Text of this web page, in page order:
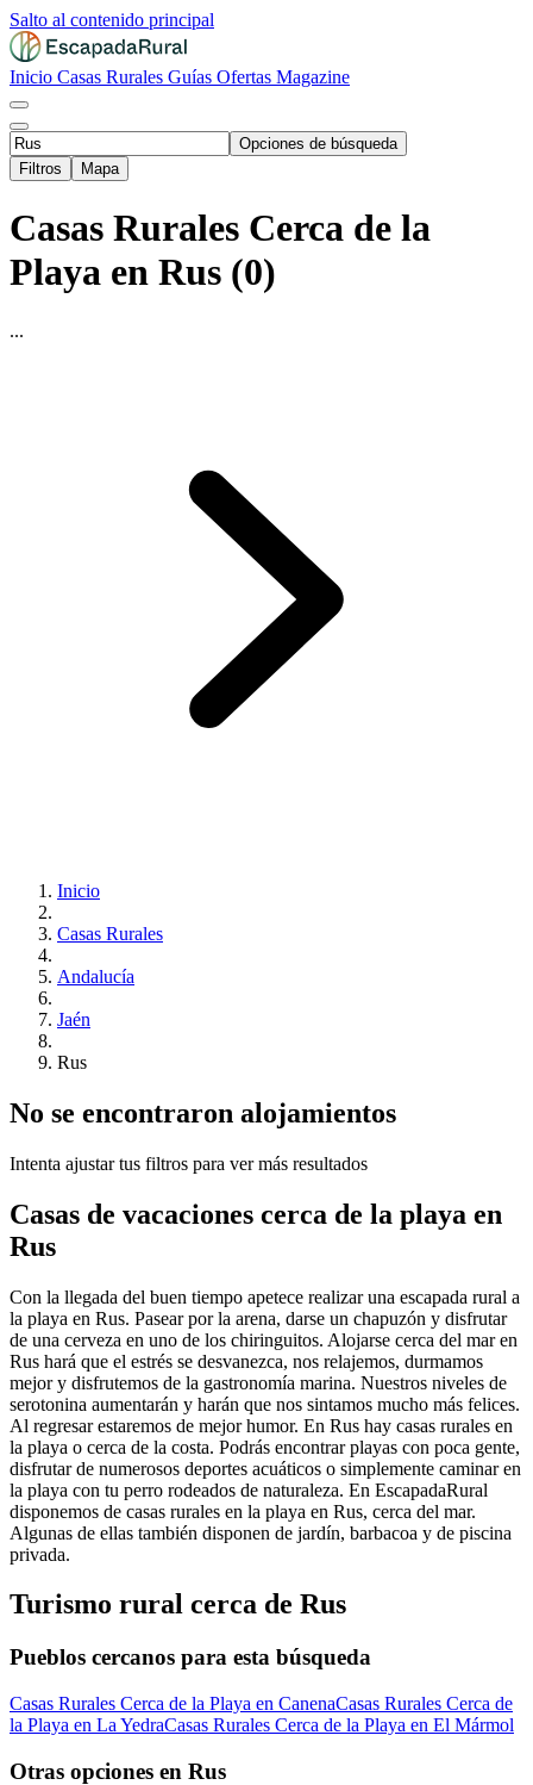
Salto al contenido principal
Inicio Casas Rurales Guías Ofertas Magazine
Opciones de búsqueda
Filtros
Mapa
Casas Rurales Cerca de la
Playa en Rus (0)
...
Inicio
Casas Rurales
Andalucía
Jaén
Rus
No se encontraron alojamientos
Intenta ajustar tus filtros para ver más resultados
Casas de vacaciones cerca de la playa en
Rus
Con la llegada del buen tiempo apetece realizar una escapada rural a
la playa en Rus. Pasear por la arena, darse un chapuzón y disfrutar
de una cerveza en uno de los chiringuitos. Alojarse cerca del mar en
Rus hará que el estrés se desvanezca, nos relajemos, durmamos
mejor y disfrutemos de la gastronomía marina. Nuestros niveles de
serotonina aumentarán y harán que nos sintamos mucho más felices.
Al regresar estaremos de mejor humor. En Rus hay casas rurales en
la playa o cerca de la costa. Podrás encontrar playas con poca gente,
disfrutar de numerosos deportes acuáticos o simplemente caminar en
la playa con tu perro rodeados de naturaleza. En EscapadaRural
disponemos de casas rurales en la playa en Rus, cerca del mar.
Algunas de ellas también disponen de jardín, barbacoa y de piscina
privada.
Turismo rural cerca de Rus
Pueblos cercanos para esta búsqueda
Casas Rurales Cerca de la Playa en CanenaCasas Rurales Cerca de
la Playa en La YedraCasas Rurales Cerca de la Playa en El Mármol
Otras opciones en Rus